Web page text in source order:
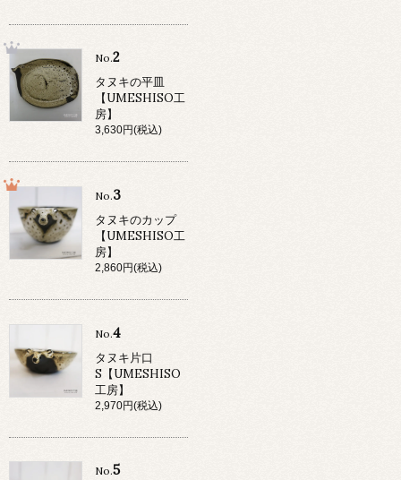
No.2
タヌキの平皿
【UMESHISO工
房】
3,630円(税込)
No.3
タヌキのカップ
【UMESHISO工
房】
2,860円(税込)
No.4
タヌキ片口
S【UMESHISO
工房】
2,970円(税込)
No.5